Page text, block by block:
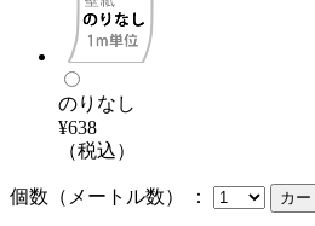
のりなし
¥638
（税込）
個数（メートル数） ：